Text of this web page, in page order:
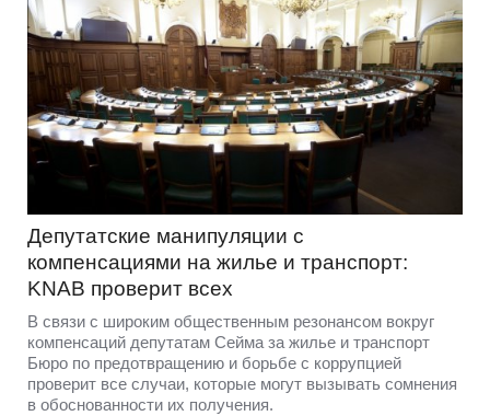
Депутатские манипуляции с
компенсациями на жилье и транспорт:
KNAB проверит всех
В связи с широким общественным резонансом вокруг
компенсаций депутатам Сейма за жилье и транспорт
Бюро по предотвращению и борьбе с коррупцией
проверит все случаи, которые могут вызывать сомнения
в обоснованности их получения.